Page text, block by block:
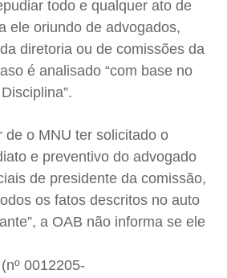
todo e qualquer ato de
ele oriundo de advogados,
diretoria ou de comissões da
é analisado “com base no
de o MNU ter solicitado o
e preventivo do advogado
de presidente da comissão,
os fatos descritos no auto
a OAB não informa se ele
0012205-